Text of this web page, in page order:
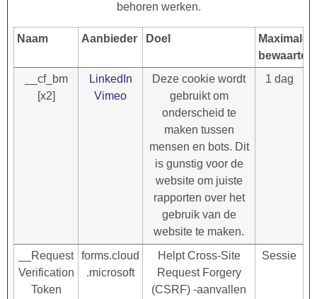
behoren werken.
Naam Aanbieder Doel
Maximale
__cf_bm
[x2]
LinkedIn
Vimeo
Deze cookie wordt
gebruikt om
onderscheid te
maken tussen
mensen en bots. Dit
is gunstig voor de
website om juiste
rapporten over het
gebruik van de
website te maken.
1 dag
__Request
Verification
Token
forms.cloud
.microsoft
Helpt Cross-Site
Request Forgery
(CSRF) -aanvallen
Sessie